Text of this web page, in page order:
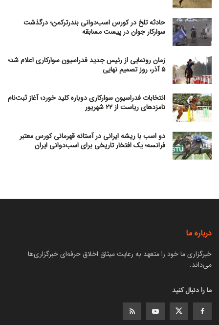
حادثه تلخ در کورس اسب‌دوانی بندرترکمن؛ درگذشت
سوارکار جوان در پیست مسابقه
زمان رونمایی از رئیس جدید فدراسیون سوارکاری اعلام شد؛
۵ آذر، روز تصمیم نهایی
انتخابات فدراسیون سوارکاری دوباره کلید خورد؛ آغاز ثبت‌نام
نامزدهای ریاست از ۲۲ شهریور
دو اسب با ریشه ایرانی در آستانه قهرمانی کورس معتبر
فرانسه؛ یک افتخار تاریخی برای اسب‌دوانی ایران
درباره ما
خبرگزاری ما خود را متعهد به رعایت میثاق اخلاق حرفه‌ای خبرگزاری‌ها
می‌داند.
ما را دنبال کنید